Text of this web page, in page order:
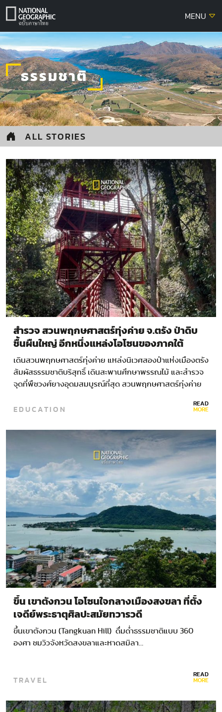
Skip
MENU
ธรรมชาติ
ALL STORIES
สำรวจ สวนพฤกษศาสตร์ทุ่งค่าย จ.ตรัง ป่าดิบ
ชื้นผืนใหญ่ อีกหนึ่งแหล่งโอโซนของภาคใต้
เดินสวนพฤกษศาสตร์ทุ่งค่าย แหล่งนิเวศสองป่าแห่งเมืองตรัง
สัมผัสธรรมชาติบริสุทธิ์ เดินสะพานศึกษาพรรณไม้ และสำรวจ
จุดที่พืชวงศ์ยางอุดมสมบูรณ์ที่สุด สวนพฤกษศาสตร์ทุ่งค่าย
EDUCATION READ
MORE
ขึ้น เขาตังกวน โอโซนใจกลางเมืองสงขลา ที่ตั้ง
เจดีย์พระธาตุศิลปะสมัยทวารวดี
ขึ้นเขาตังกวน (Tangkuan Hill) ดื่มด่ำธรรมชาติแบบ 360
องศา ชมวิวจังหวัดสงขลาและหาดสมิลา…
TRAVEL READ
MORE